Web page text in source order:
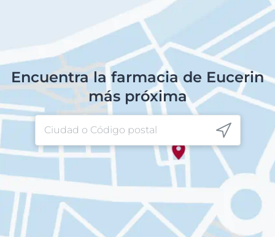
Encuentra la farmacia de Eucerin
más próxima